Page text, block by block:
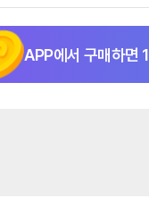
APP에서 구매하면 1